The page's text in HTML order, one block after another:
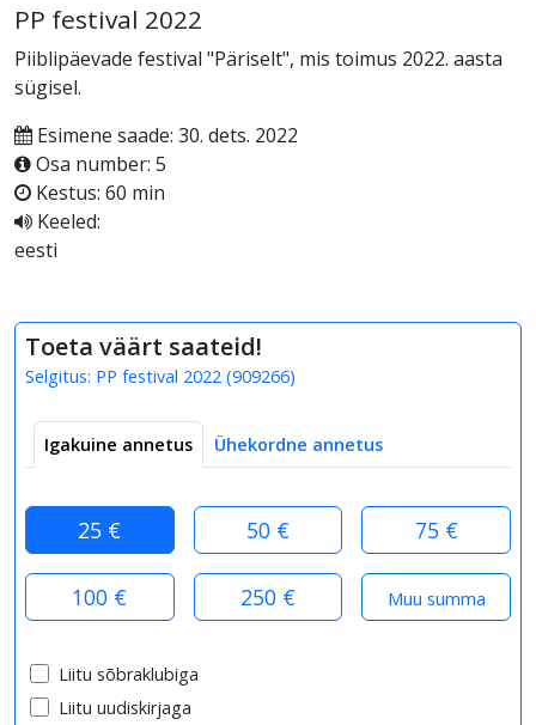
PP festival 2022
Piiblipäevade festival "Päriselt", mis toimus 2022. aasta
sügisel.
Esimene saade: 30. dets. 2022
Osa number: 5
Kestus: 60 min
Keeled:
eesti
Toeta väärt saateid!
Selgitus: PP festival 2022 (909266)
Igakuine annetus Ühekordne annetus
25 € 50 € 75 €
100 € 250 €
Liitu sõbraklubiga
Liitu uudiskirjaga